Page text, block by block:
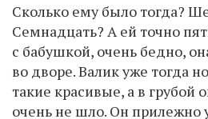
Сколько ему было тогда?
Семнадцать? А ей точно
с бабушкой, очень бедно,
во дворе. Валик уже тогда
такие красивые, а в грубой
очень не шло. Он прилежно